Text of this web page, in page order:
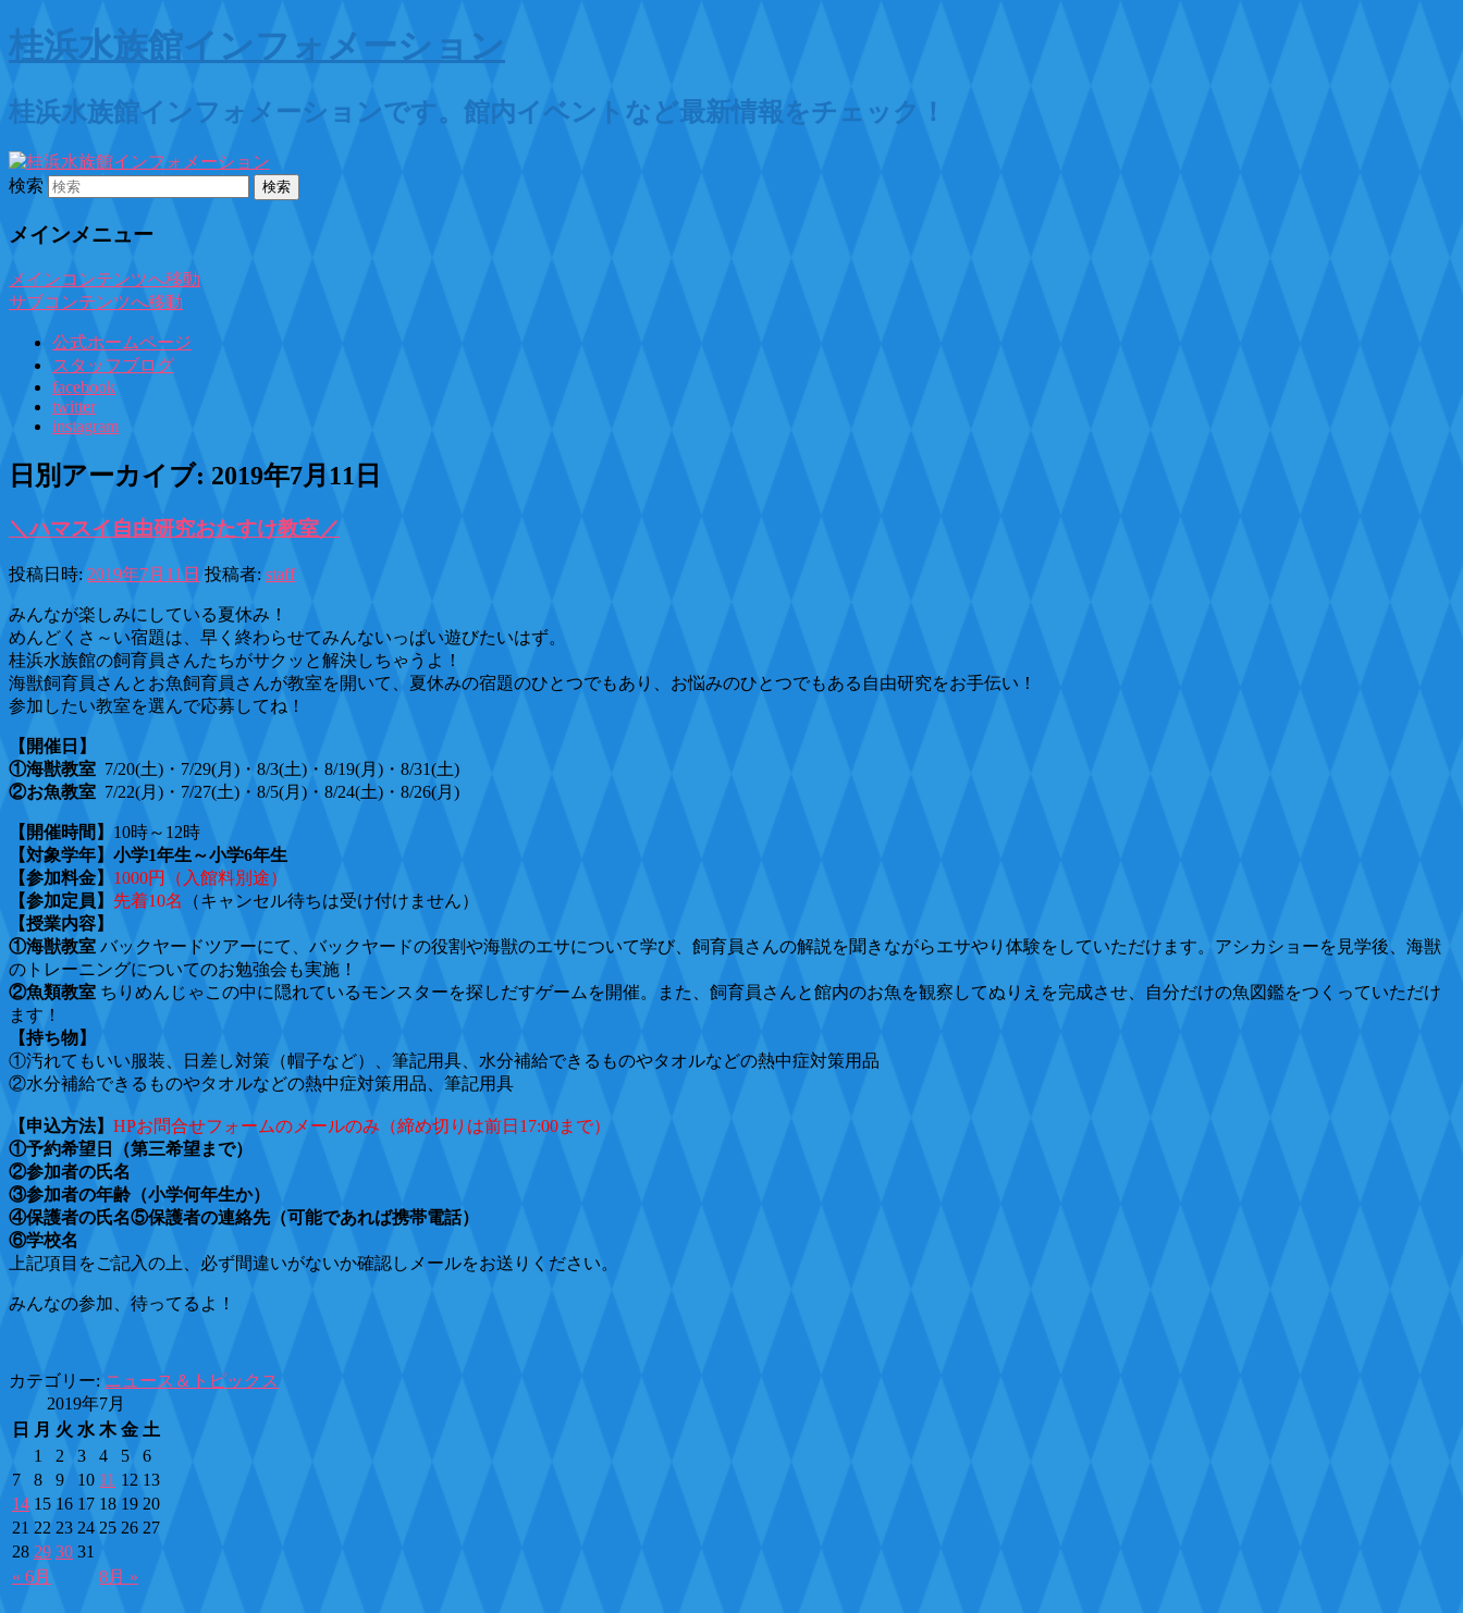
桂浜水族館インフォメーション
桂浜水族館インフォメーションです。館内イベントなど最新情報をチェック！
検索
メインメニュー
メインコンテンツへ移動
サブコンテンツへ移動
公式ホームページ
スタッフブログ
facebook
twitter
instagram
日別アーカイブ: 2019年7月11日
＼ハマスイ自由研究おたすけ教室／
投稿日時: 2019年7月11日 投稿者: staff
みんなが楽しみにしている夏休み！
めんどくさ～い宿題は、早く終わらせてみんないっぱい遊びたいはず。
桂浜水族館の飼育員さんたちがサクッと解決しちゃうよ！
海獣飼育員さんとお魚飼育員さんが教室を開いて、夏休みの宿題のひとつでもあり、お悩みのひとつでもある自由研究をお手伝い！
参加したい教室を選んで応募してね！
【開催日】
①海獣教室 7/20(土)・7/29(月)・8/3(土)・8/19(月)・8/31(土)
②お魚教室 7/22(月)・7/27(土)・8/5(月)・8/24(土)・8/26(月)
【開催時間】 10時～12時
【対象学年】小学1年生～小学6年生
【参加料金】 1000円（入館料別途）
【参加定員】 先着10名
（キャンセル待ちは受け付けません）
【授業内容】
①海獣教室 バックヤードツアーにて、バックヤードの役割や海獣のエサについて学び、飼育員さんの解説を聞きながらエサやり体験をしていただけます。アシカショーを見学後、海獣
のトレーニングについてのお勉強会も実施！
②魚類教室 ちりめんじゃこの中に隠れているモンスターを探しだすゲームを開催。また、飼育員さんと館内のお魚を観察してぬりえを完成させ、自分だけの魚図鑑をつくっていただけ
ます！
【持ち物】
①汚れてもいい服装、日差し対策（帽子など）、筆記用具、水分補給できるものやタオルなどの熱中症対策用品
②水分補給できるものやタオルなどの熱中症対策用品、筆記用具
【申込方法】 HPお問合せフォームのメールのみ（締め切りは前日17:00まで）
①予約希望日（第三希望まで）
②参加者の氏名
③参加者の年齢（小学何年生か）
④保護者の氏名⑤保護者の連絡先（可能であれば携帯電話）
⑥学校名
上記項目をご記入の上、必ず間違いがないか確認しメールをお送りください。
みんなの参加、待ってるよ！
カテゴリー: ニュース＆トピックス
2019年7月
日
月 火 水 木 金 土
« 6月 8月 »
1 2 3 4 5
6
7
8 9 10 11 12 13
14 15 16 17 18 19 20
21 22 23 24 25 26 27
28 29 30 31